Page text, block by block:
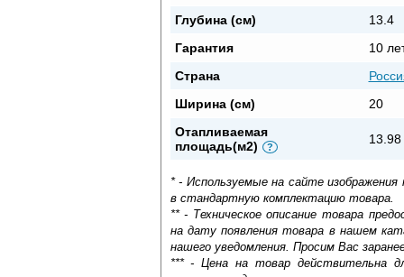
Глубина (см)
13.4
Гарантия
10
Страна
Ширина (см)
20
Отапливаемая
площадь(м2)
?
13.98
* - Используемые на сайте
в стандартную комплектацию товара.
** - Техническое описание товара
на дату появления товара в нашем
нашего уведомления. Просим Вас
*** - Цена на товар действительна